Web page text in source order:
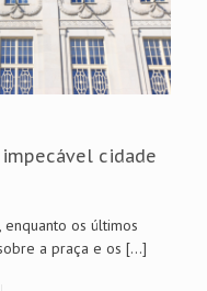
cidade
os últimos
a praça e os […]